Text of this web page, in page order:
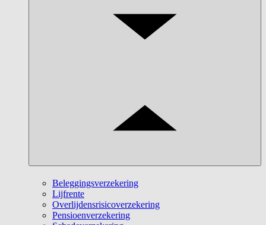
Beleggingsverzekering
Lijfrente
Overlijdensrisicoverzekering
Pensioenverzekering